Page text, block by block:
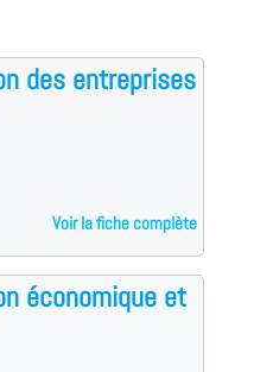
des entreprises
Voir la fiche complète
économique et